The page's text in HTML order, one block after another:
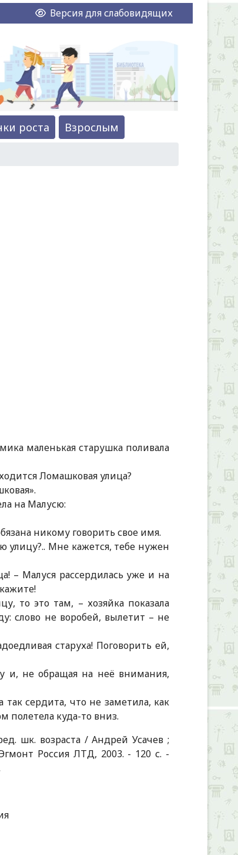
Версия для слабовидящих
роста Взрослым
маленькая старушка поливала
Ломашковая улица?
на Малусю:
никому говорить свое имя.
улицу?.. Мне кажется, тебе нужен
– Малуся рассердилась уже и на
то это там, – хозяйка показала
слово не воробей, вылетит – не
старуха! Поговорить ей,
и, не обращая на неё внимания,
сердита, что не заметила, как
полетела куда-то вниз.
шк. возраста / Андрей Усачев ;
Россия ЛТД, 2003. - 120 с. -